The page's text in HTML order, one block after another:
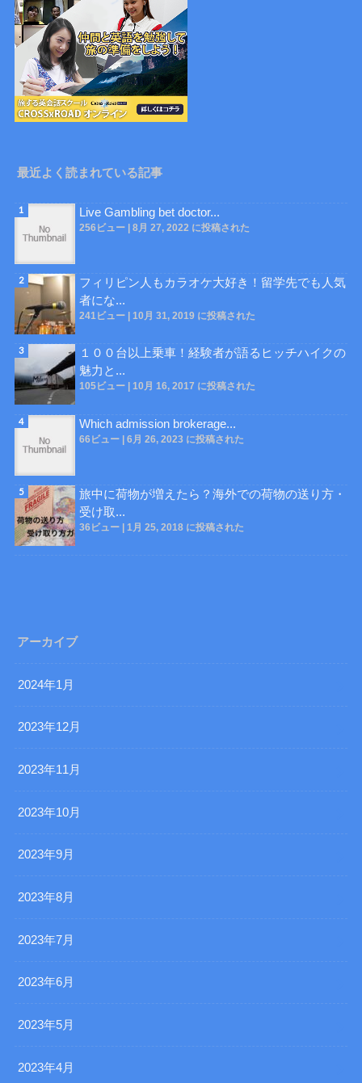
最近よく読まれている記事
Live Gambling bet doctor...
256ビュー| 8月 27, 2022 に投稿された
フィリピン人もカラオケ大好き！留学先でも人気
者にな...
241ビュー| 10月 31, 2019 に投稿された
１００台以上乗車！経験者が語るヒッチハイクの
魅力と...
105ビュー| 10月 16, 2017 に投稿された
Which admission brokerage...
66ビュー| 6月 26, 2023 に投稿された
旅中に荷物が増えたら？海外での荷物の送り方・
受け取...
36ビュー| 1月 25, 2018 に投稿された
アーカイブ
2024年1月
2023年12月
2023年11月
2023年10月
2023年9月
2023年8月
2023年7月
2023年6月
2023年5月
2023年4月